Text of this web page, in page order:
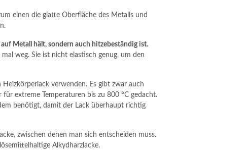
einen die glatte Oberfläche des Metalls und
Metall hält, sondern auch hitzebeständig ist.
weg. Sie ist nicht elastisch genug, um den
verwenden. Es gibt zwar auch
für extreme Temperaturen bis zu 800 °C gedacht.
benötigt, damit der Lack überhaupt richtig
zwischen denen man sich entscheiden muss.
Alkydharzlacke.